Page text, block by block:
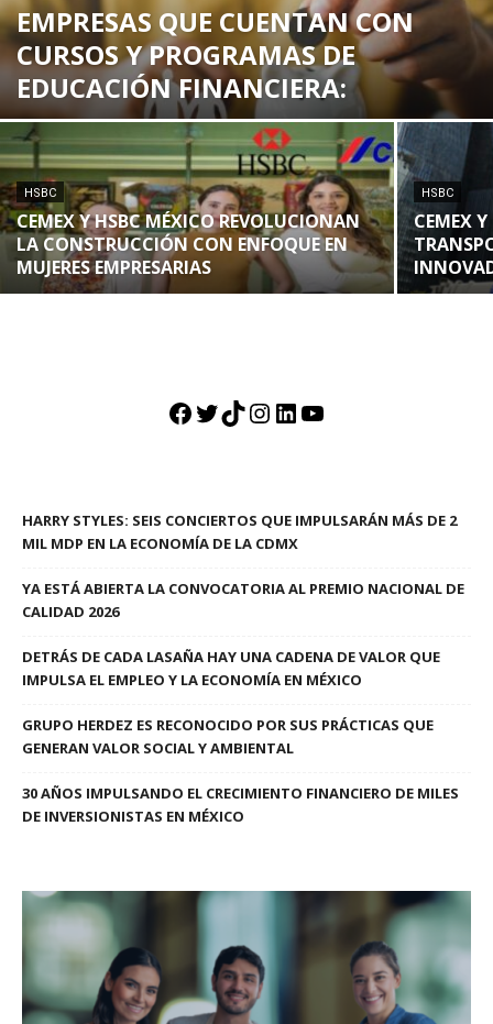
EMPRESAS QUE CUENTAN CON
CURSOS Y PROGRAMAS DE
EDUCACIÓN FINANCIERA:
HSBC
CEMEX Y HSBC MÉXICO REVOLUCIONAN
LA CONSTRUCCIÓN CON ENFOQUE EN
MUJERES EMPRESARIAS
HSBC
CEMEX
Facebook
Twitter
TikTok
Instagram
LinkedIn
YouTube
HARRY STYLES: SEIS CONCIERTOS QUE IMPULSARÁN MÁS DE 2
MIL MDP EN LA ECONOMÍA DE LA CDMX
YA ESTÁ ABIERTA LA CONVOCATORIA AL PREMIO NACIONAL DE
CALIDAD 2026
DETRÁS DE CADA LASAÑA HAY UNA CADENA DE VALOR QUE
IMPULSA EL EMPLEO Y LA ECONOMÍA EN MÉXICO
GRUPO HERDEZ ES RECONOCIDO POR SUS PRÁCTICAS QUE
GENERAN VALOR SOCIAL Y AMBIENTAL
30 AÑOS IMPULSANDO EL CRECIMIENTO FINANCIERO DE MILES
DE INVERSIONISTAS EN MÉXICO